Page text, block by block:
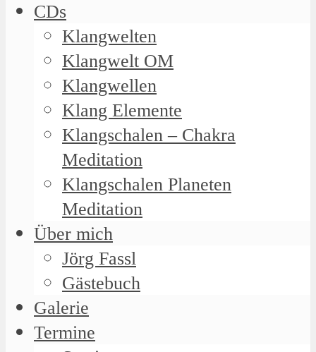
CDs
Klangwelten
Klangwelt OM
Klangwellen
Klang Elemente
Klangschalen – Chakra
Meditation
Klangschalen Planeten
Meditation
Über mich
Jörg Fassl
Gästebuch
Galerie
Termine